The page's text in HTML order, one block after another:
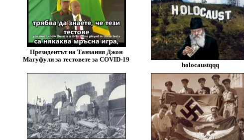
Президентът на Танзания Джон
Магуфули за тестовете за COVID-19
holocaustqqq